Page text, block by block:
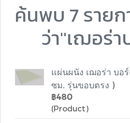
ค้นพบ 7 รายก
ว่า"เฌอร่
แผ่นผนัง เฌอร่า บอ
ซม. รุ่นขอบตรง )
฿480
(Product)